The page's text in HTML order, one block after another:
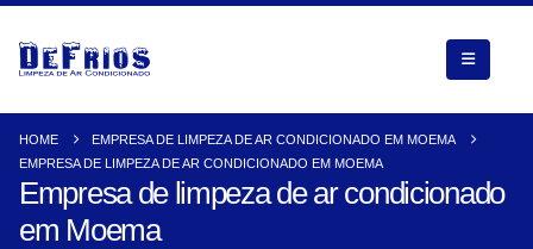
HOME
EMPRESA DE LIMPEZA DE AR CONDICIONADO EM MOEMA
EMPRESA DE LIMPEZA DE AR CONDICIONADO EM MOEMA
Empresa de limpeza de ar condicionado
em Moema